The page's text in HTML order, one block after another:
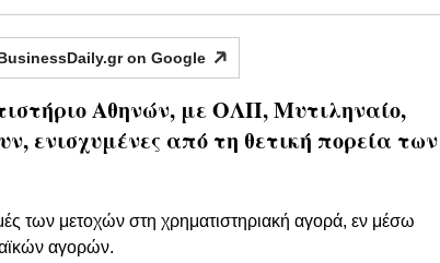
on Google
Αθηνών, με ΟΛΠ, Μυτιληναίο,
ενισχυμένες από τη θετική πορεία των
των μετοχών στη χρηματιστηριακή αγορά, εν μέσω
αγορών.